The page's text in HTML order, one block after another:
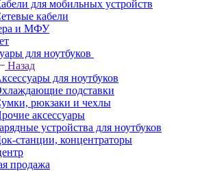
для мобильных устройств
кабели
и МФУ
для ноутбуков
Назад
для ноутбуков
подставки
рюкзаки и чехлы
аксессуары
устройства для ноутбуков
станции, концентраторы
продажа